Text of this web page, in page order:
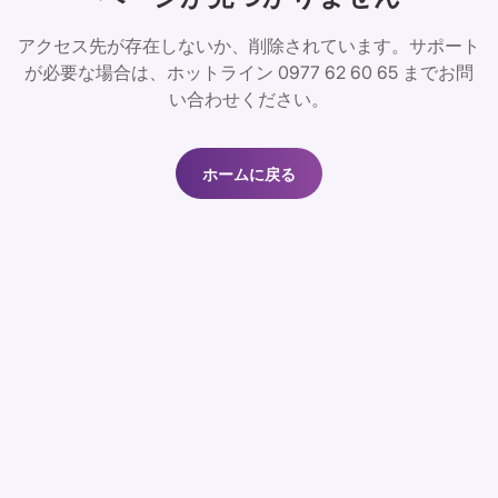
アクセス先が存在しないか、削除されています。サポート
が必要な場合は、ホットライン 0977 62 60 65 までお問
い合わせください。
ホームに戻る
ホームに戻る